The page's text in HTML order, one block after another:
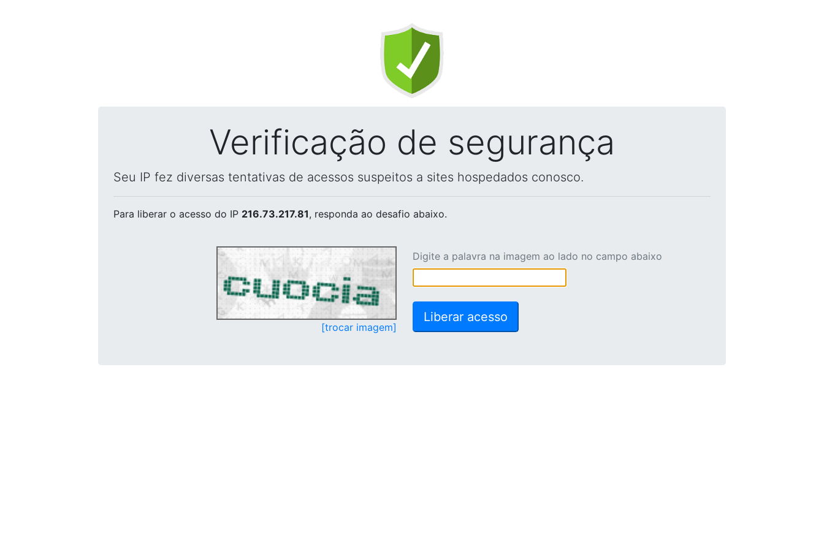
Verificação de segurança
Seu IP fez diversas tentativas de acessos suspeitos a sites hospedados conosco.
Para liberar o acesso do IP 216.73.217.81, responda ao desafio abaixo.
[trocar imagem]
Digite a palavra na imagem ao lado no campo abaixo